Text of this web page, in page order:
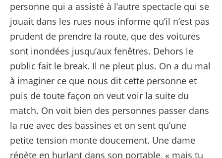
personne qui a assisté à l’autre spectacle qui se
jouait dans les rues nous informe qu’il n’est pas
prudent de prendre la route, que des voitures
sont inondées jusqu’aux fenêtres. Dehors le
public fait le break. Il ne pleut plus. On a du mal
à imaginer ce que nous dit cette personne et
puis de toute façon on veut voir la suite du
match. On voit bien des personnes passer dans
la rue avec des bassines et on sent qu’une
petite tension monte doucement. Une dame
répète en hurlant dans son portable, « mais tu